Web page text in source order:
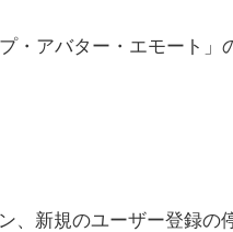
・アバター・エモート」
、新規のユーザー登録の